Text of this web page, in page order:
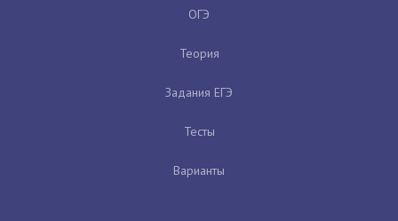
ОГЭ
Теория
Задания ЕГЭ
Тесты
Варианты